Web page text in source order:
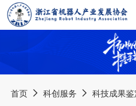
首页
首页 科创服务 科技成果